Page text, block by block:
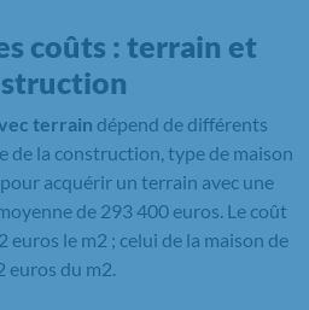
coûts : terrain et
terrain dépend de différents
de la construction, type de maison
acquérir un terrain avec une
de 293 400 euros. Le coût
le m2 ; celui de la maison de
euros du m2.